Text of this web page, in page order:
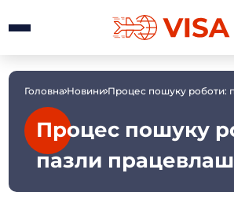
Головна Новини Процес пошуку роботи:
Процес пошуку
пазли